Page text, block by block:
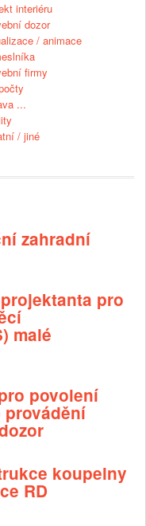
interiéru
dozor
/ animace
firmy
...
/ jiné
zahradní
pro
malé
povolení
koupelny
RD